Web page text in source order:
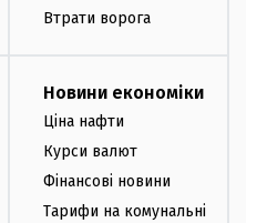
Втрати ворога
Новини економіки
Ціна нафти
Курси валют
Фінансові новини
Тарифи на комунальні